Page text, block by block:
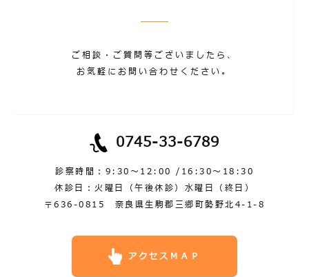
ご相談・ご質問等ございましたら、
お気軽にお問い合わせください。
0745-33-6789
診察時間：9:30～12:00 /16:30～18:30
休診日：火曜日（午後休診）水曜日（終日）
〒636-0815 奈良県生駒郡三郷町勢野北4-1-8
アクセスＭＡＰ